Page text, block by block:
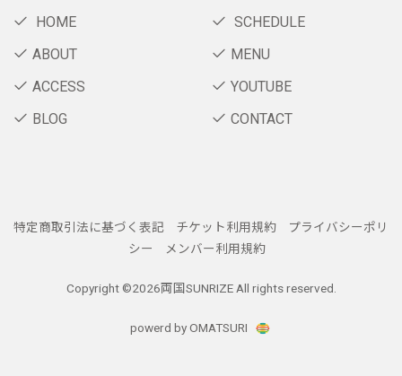
HOME
SCHEDULE
ABOUT
MENU
ACCESS
YOUTUBE
BLOG
CONTACT
特定商取引法に基づく表記 チケット利用規約
プライバシーポリ
シー
メンバー利用規約
Copyright ©2026両国SUNRIZE All rights reserved.
powerd by OMATSURI